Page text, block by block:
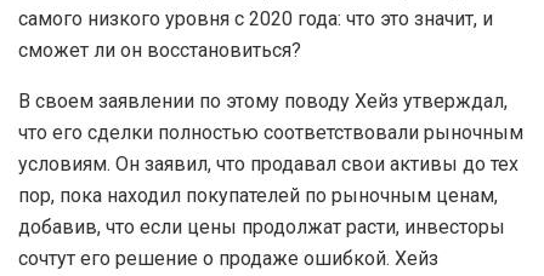
самого низкого уровня с 2020 года: что это значит, и
сможет ли он восстановиться?
В своем заявлении по этому поводу Хейз утверждал,
что его сделки полностью соответствовали рыночным
условиям. Он заявил, что продавал свои активы до тех
пор, пока находил покупателей по рыночным ценам,
добавив, что если цены продолжат расти, инвесторы
сочтут его решение о продаже ошибкой. Хейз